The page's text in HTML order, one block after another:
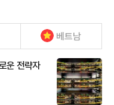
베트남
운 전략자